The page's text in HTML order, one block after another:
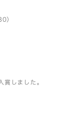
）
しました。